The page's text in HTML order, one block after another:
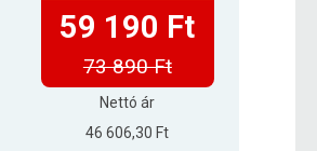
59 190 Ft
73 890 Ft
Nettó ár
46 606,30 Ft